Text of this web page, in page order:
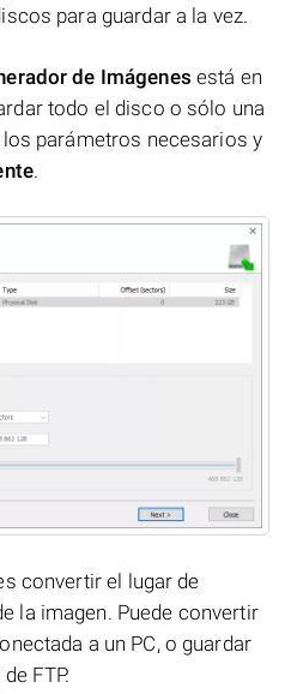
para guardar a la vez.
de Imágenes está en
todo el disco o sólo una
parámetros necesarios y
.
convertir el lugar de
la imagen. Puede convertir
a un PC, o guardar
FTP.